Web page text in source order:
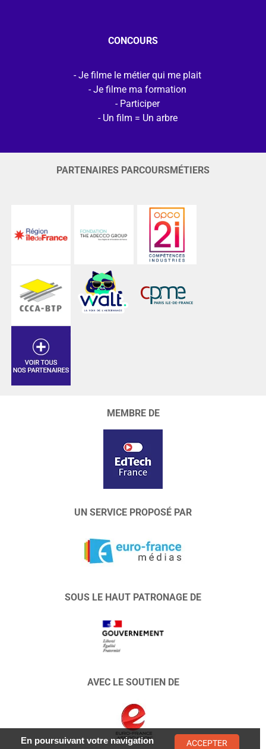
CONCOURS
Je filme le métier qui me plait
Je filme ma formation
Participer
Un film = Un arbre
PARTENAIRES PARCOURSMÉTIERS
MEMBRE DE
UN SERVICE PROPOSÉ PAR
SOUS LE HAUT PATRONAGE DE
AVEC LE SOUTIEN DE
En poursuivant votre navigation
ACCEPTER